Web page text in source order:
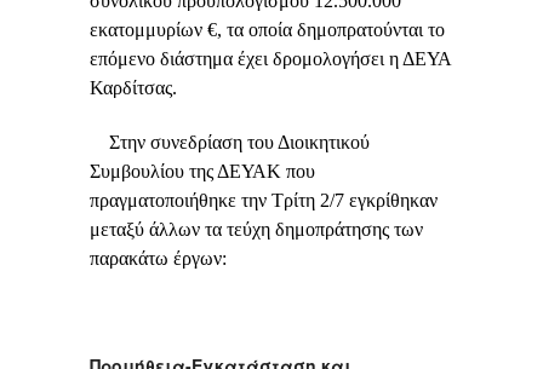
εκατομμυρίων €, τα οποία δημοπρατούνται το
επόμενο διάστημα έχει δρομολογήσει η ΔΕΥΑ
Καρδίτσας.
Στην συνεδρίαση του Διοικητικού
Συμβουλίου της ΔΕΥΑΚ που
πραγματοποιήθηκε την Τρίτη 2/7 εγκρίθηκαν
μεταξύ άλλων τα τεύχη δημοπράτησης των
παρακάτω έργων: